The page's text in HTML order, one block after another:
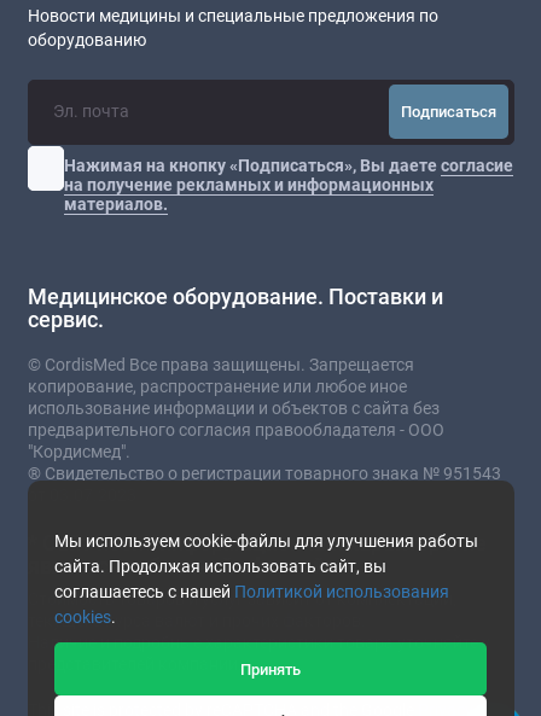
Мы используем cookie-файлы для улучшения работы
сайта. Продолжая использовать сайт, вы
соглашаетесь с нашей Политикой использования
cookies.
Принять
Новости медицины и специальные предложения по
оборудованию
Подписаться
Нажимая на кнопку «Подписаться», Вы даетесогласие
на получение рекламных и информационных
материалов.
Медицинское оборудование. Поставки и
сервис.
© CordisMed Все права защищены. Запрещается
копирование, распространение или любое иное
использование информации и объектов с сайта без
предварительного согласия правообладателя - ООО
"Кордисмед".
® Свидетельство о регистрации товарного знака № 951543
от 03.07.2023
* Сайт носит информационный характер и не
является публичной офертой.
Стоимость товаров и услуг зависит от комплектации,
текущего курса валют и прочих факторов.
Наличие и подробные характеристики товара уточняйте у
представителей компании.
This site is protected by reCAPTCHA and the Google